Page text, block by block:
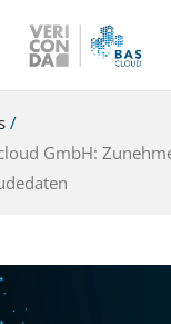
/
GmbH: